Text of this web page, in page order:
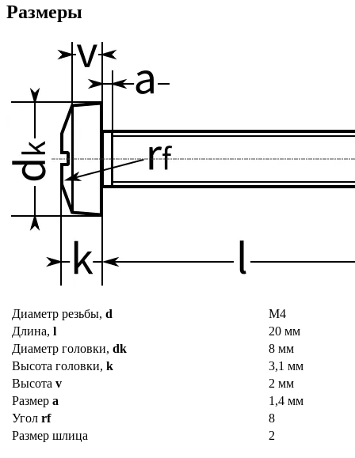
Размеры
Диаметр резьбы, d
М4
Длина, l
20 мм
Диаметр головки, dk
8 мм
Высота головки, k
3,1 мм
Высота v
2 мм
Размер a
1,4 мм
Угол rf
8
Размер шлица
2